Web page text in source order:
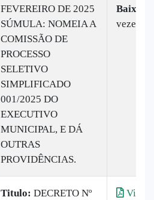
FEVEREIRO DE 2025
SÚMULA: NOMEIA A
COMISSÃO DE
PROCESSO
SELETIVO
SIMPLIFICADO
001/2025 DO
EXECUTIVO
MUNICIPAL, E DÁ
OUTRAS
PROVIDÊNCIAS.
vezes
Titulo: DECRETO Nº